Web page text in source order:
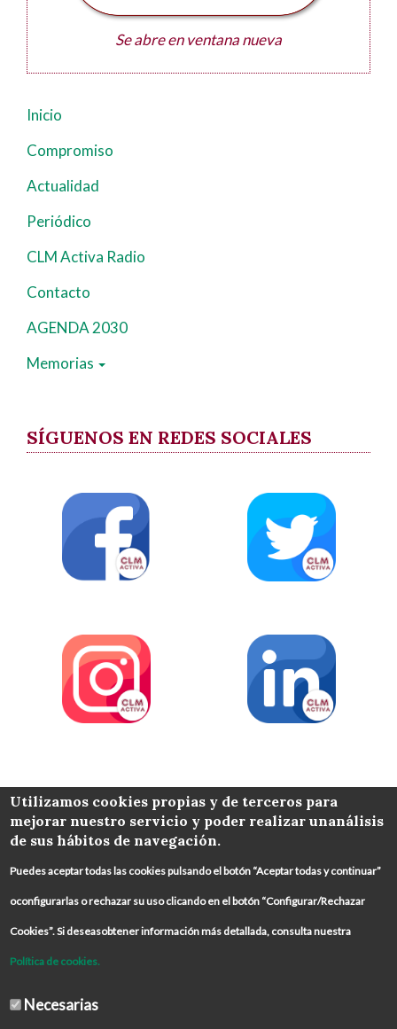
Se abre en ventana nueva
Navegación
principal
Inicio
Compromiso
Actualidad
Periódico
CLM Activa Radio
Contacto
AGENDA 2030
Memorias
SÍGUENOS EN REDES SOCIALES
COLABORA
Utilizamos cookies propias y de terceros para
mejorar nuestro servicio y poder realizar unanálisis
de sus hábitos de navegación.
Puedes aceptar todas las cookies pulsando el botón “Aceptar todas y continuar”
oconfigurarlas o rechazar su uso clicando en el botón “Configurar/Rechazar
Cookies”. Si deseasobtener información más detallada, consulta nuestra
Política de cookies.
Necesarias